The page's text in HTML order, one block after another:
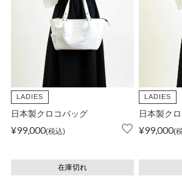
LADIES
日本製クロコバッグ
¥99,000 税込
LADIES
日本製ク
¥99,000
在庫切れ